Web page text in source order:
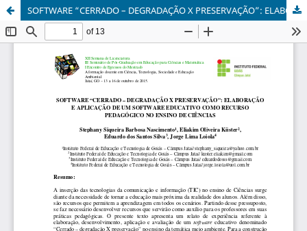
SOFTWARE “CERRADO – DEGRADAÇÃO X PRESERVAÇÃO”: ELABORAÇÃO E APLICAÇÃO DE UM SOFTWARE EDUCATIVO COMO RECURSO PEDAGÓGICO NO ENSINO DE CIÊNCIAS